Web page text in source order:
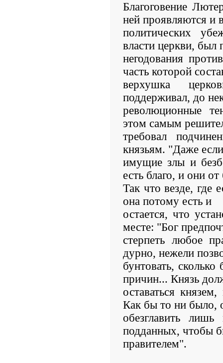
Благоговение
ней проявляются и
политических
власти церкви, был
негодования
часть которой
верхушка
поддерживал, до
революционные
этом самым
требовал
князьям. "Даже
имущие злы и
есть благо, и они от
Так что везде, где
она потому есть и
остается, что
месте: "Бог
стерпеть любое
дурно, нежели
бунтовать,
причин... Князь
оставаться
Как бы то ни было,
обезглавить
подданных, чтобы
правителем".